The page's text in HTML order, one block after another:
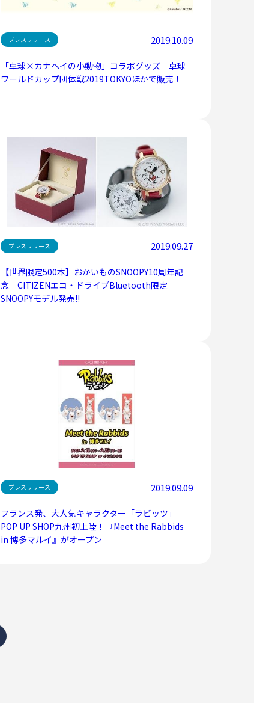
プレスリリース 2019.10.09
「卓球×カナヘイの小動物」コラボグッズ 卓球
ワールドカップ団体戦2019TOKYOほかで販売！
プレスリリース 2019.09.27
【世界限定500本】おかいものSNOOPY10周年記
念 CITIZENエコ・ドライブBluetooth限定
SNOOPYモデル発売!!
プレスリリース 2019.09.09
フランス発、大人気キャラクター「ラビッツ」
POP UP SHOP九州初上陸！『Meet the Rabbids
in 博多マルイ』がオープン